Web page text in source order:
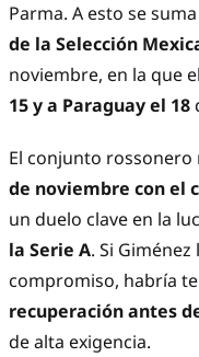
Parma. A esto se suma
de la Selección
noviembre, en la que el
15 y a Paraguay el 18
El conjunto
de noviembre con el
un duelo clave en la
la Serie A. Si
compromiso, habría
recuperación antes
de alta exigencia.